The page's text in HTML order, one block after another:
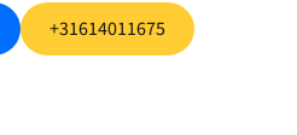
+31614011675